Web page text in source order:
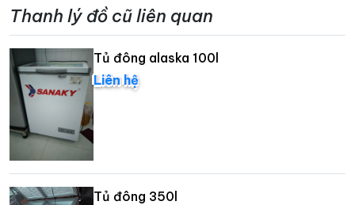
Thanh lý đồ cũ liên quan
Tủ đông alaska 100l
Liên hệ
Tủ đông 350l